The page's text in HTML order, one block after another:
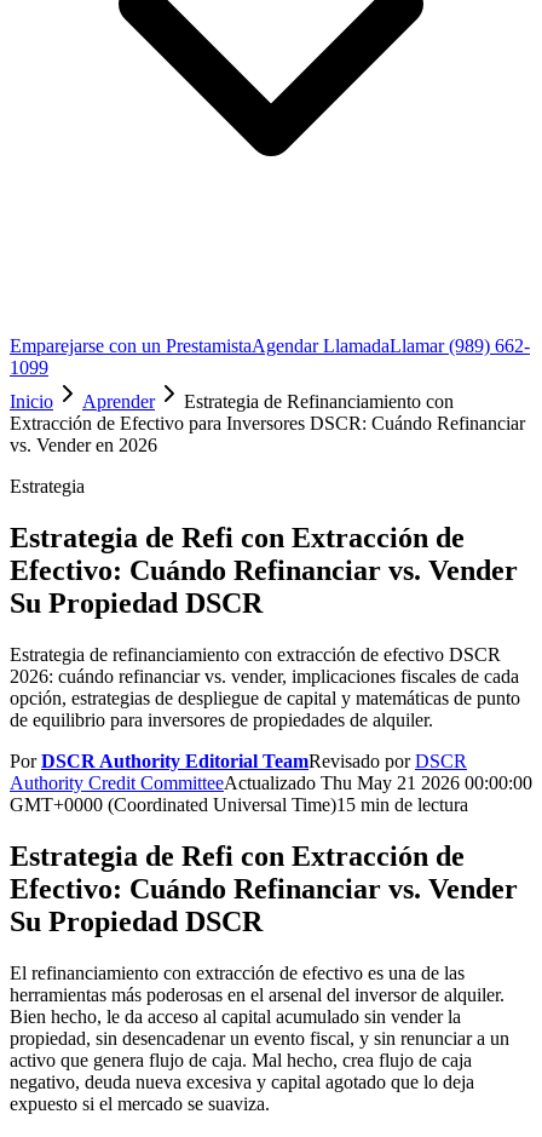
Emparejarse con un PrestamistaAgendar LlamadaLlamar (989) 662-
1099
Inicio
Aprender
Estrategia de Refinanciamiento con
Extracción de Efectivo para Inversores DSCR: Cuándo Refinanciar
vs. Vender en 2026
Estrategia
Estrategia de Refi con Extracción de
Efectivo: Cuándo Refinanciar vs. Vender
Su Propiedad DSCR
Estrategia de refinanciamiento con extracción de efectivo DSCR
2026: cuándo refinanciar vs. vender, implicaciones fiscales de cada
opción, estrategias de despliegue de capital y matemáticas de punto
de equilibrio para inversores de propiedades de alquiler.
PorDSCR Authority Editorial TeamRevisado porDSCR
Authority Credit CommitteeActualizado Thu May 21 2026 00:00:00
GMT+0000 (Coordinated Universal Time)15 min de lectura
Estrategia de Refi con Extracción de
Efectivo: Cuándo Refinanciar vs. Vender
Su Propiedad DSCR
El refinanciamiento con extracción de efectivo es una de las
herramientas más poderosas en el arsenal del inversor de alquiler.
Bien hecho, le da acceso al capital acumulado sin vender la
propiedad, sin desencadenar un evento fiscal, y sin renunciar a un
activo que genera flujo de caja. Mal hecho, crea flujo de caja
negativo, deuda nueva excesiva y capital agotado que lo deja
expuesto si el mercado se suaviza.